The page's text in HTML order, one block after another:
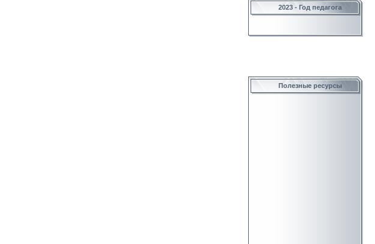
2023 - Год педагога
Полезные ресурсы